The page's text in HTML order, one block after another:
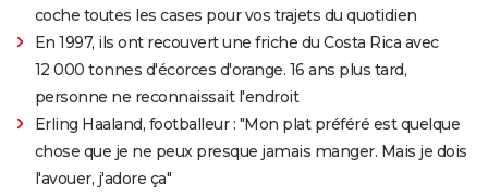
coche toutes les cases pour vos trajets du quotidien
En 1997, ils ont recouvert une friche du Costa Rica avec
12 000 tonnes d'écorces d'orange. 16 ans plus tard,
personne ne reconnaissait l'endroit
Erling Haaland, footballeur : "Mon plat préféré est quelque
chose que je ne peux presque jamais manger. Mais je dois
l'avouer, j'adore ça"